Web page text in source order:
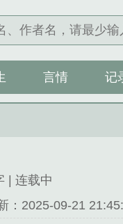
言情 记
| 连载中
：2025-09-21